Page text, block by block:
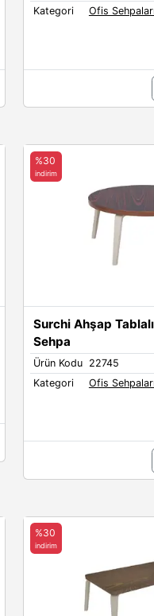
Kategori
Ofis Sehpaları
Surchi Ahşap
Sehpa
Ürün Kodu
22745
Kategori
Ofis Sehpaları
%30
indirim
%30
indirim